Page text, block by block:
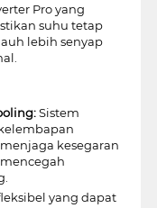
Pro yang
suhu tetap
lebih senyap
Sistem
kesegaran
yang dapat